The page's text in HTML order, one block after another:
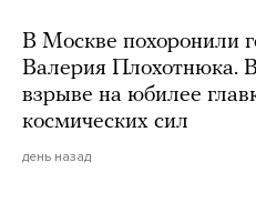
В Москве похоронили
Валерия Плохотнюка.
взрыве на юбилее
космических сил
день назад